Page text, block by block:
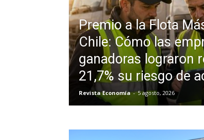
Premio a la Flota
Chile: Cómo las
ganadoras lograron
21,7% su riesgo de
Revista Economía - 5 agosto, 2026